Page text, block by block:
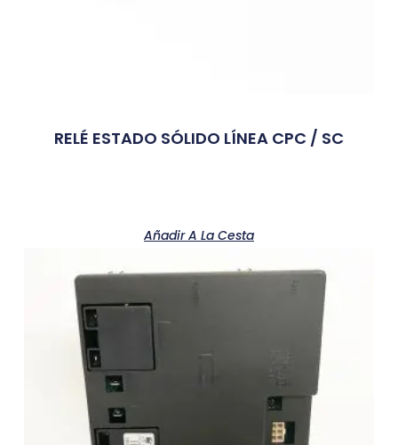
RELÉ ESTADO SÓLIDO LÍNEA CPC / SC
Añadir A La Cesta